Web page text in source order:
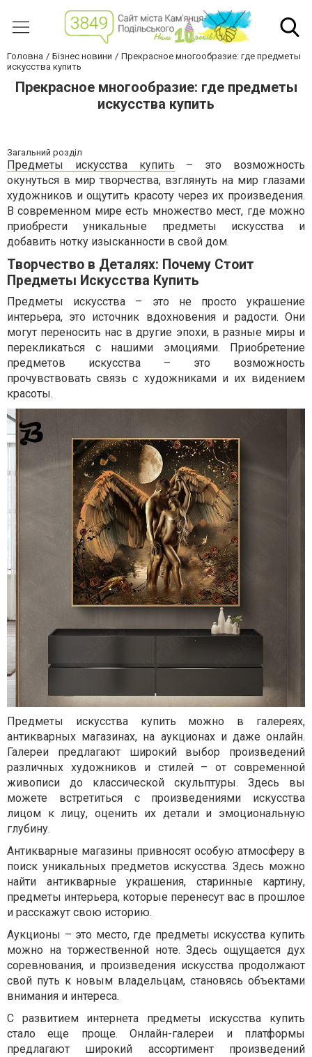
Головна Бізнес новини
Прекрасное многообразие: где предметы
искусства купить
Прекрасное многообразие: где предметы
искусства купить
Загальний розділ
Предметы искусства купить – это возможность
окунуться в мир творчества, взглянуть на мир глазами
художников и ощутить красоту через их произведения.
В современном мире есть множество мест, где можно
приобрести уникальные предметы искусства и
добавить нотку изысканности в свой дом.
Творчество в Деталях: Почему Стоит
Предметы Искусства Купить
Предметы искусства – это не просто украшение
интерьера, это источник вдохновения и радости. Они
могут переносить нас в другие эпохи, в разные миры и
перекликаться с нашими эмоциями. Приобретение
предметов искусства – это возможность
прочувствовать связь с художниками и их видением
красоты.
Предметы искусства купить можно в галереях,
антикварных магазинах, на аукционах и даже онлайн.
Галереи предлагают широкий выбор произведений
различных художников и стилей – от современной
живописи до классической скульптуры. Здесь вы
можете встретиться с произведениями искусства
лицом к лицу, оценить их детали и эмоциональную
глубину.
Антикварные магазины привносят особую атмосферу в
поиск уникальных предметов искусства. Здесь можно
найти антикварные украшения, старинные картину,
предметы интерьера, которые перенесут вас в прошлое
и расскажут свою историю.
Аукционы – это место, где предметы искусства купить
можно на торжественной ноте. Здесь ощущается дух
соревнования, и произведения искусства продолжают
свой путь к новым владельцам, становясь объектами
внимания и интереса.
С развитием интернета предметы искусства купить
стало еще проще. Онлайн-галереи и платформы
предлагают широкий ассортимент произведений